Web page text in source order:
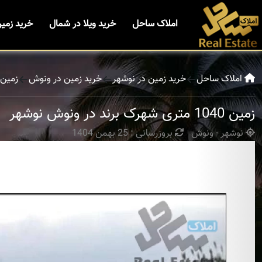
املاک ساحل خرید ویلا در شمال خرید
املاک ساحل خرید زمین در نوشهر خرید زمین در ونوش زمین 1040 متری شهرک برند در
زمین 1040 متری شهرک برند در ونوش نوشهر
نوشهر - ونوش بروزرسانی : 25 بهمن 1404